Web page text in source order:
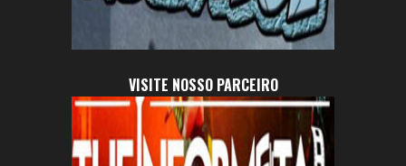
VISITE NOSSO PARCEIRO